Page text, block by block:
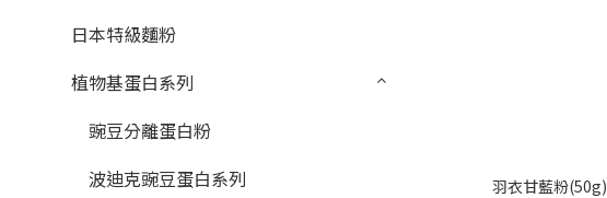
日本特級麵粉
植物基蛋白系列
豌豆分離蛋白粉
波迪克豌豆蛋白系列
羽衣甘藍粉(50g)